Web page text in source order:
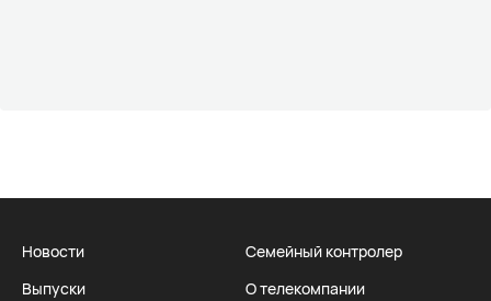
Новости
Выпуски
Семейный контролер
О телекомпании